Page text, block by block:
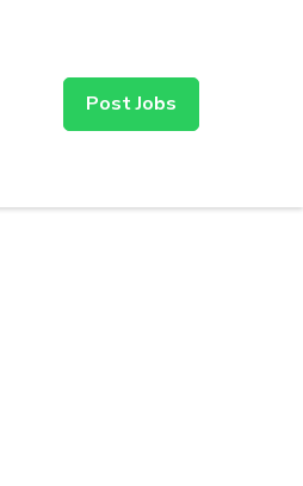
Post Jobs